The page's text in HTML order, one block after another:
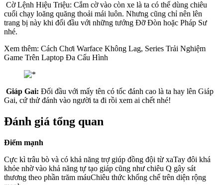
Cờ Lệnh Hiệu Triệu: Cắm cờ vào còn xe là ta có thể dùng chiêu
cuối chạy loăng quăng thoải mái luôn. Nhưng cũng chỉ nên lên
trang bị này khi đối đầu với những tướng Đỡ Đòn hoặc Pháp Sư
nhé.
Xem thêm: Cách Chơi Warface Không Lag, Series Trải Nghiệm
Game Trên Laptop Đa Cấu Hình
Giáp Gai: Đối đầu với mấy tên có tốc đánh cao là ta hay lên Giáp
Gai, cứ thử đánh vào người ta đi rồi xem ai chết nhé!
Đánh giá tổng quan
Điểm mạnh
Cực kì trâu bò và có khả năng trợ giúp đồng đội từ xaTay đôi khá
khỏe nhờ vào khả năng tự tạo giáp cũng như chiêu Q gây sát
thương theo phần trăm máuChiêu thức khống chế trên diện rộng